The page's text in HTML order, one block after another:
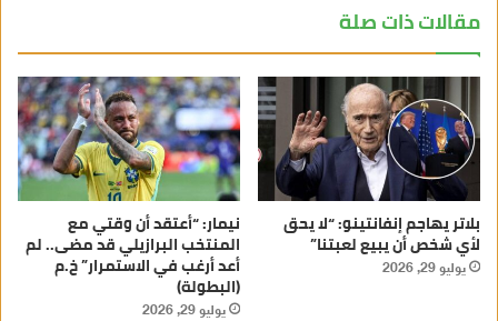
مقالات ذات صلة
بلاتر يهاجم إنفانتينو: “لا يحق
لأي شخص أن يبيع لعبتنا”
يوليو 29, 2026
نيمار: “أعتقد أن وقتي مع
المنتخب البرازيلي قد مضى.. لم
أعد أرغب في الاستمرار” خ.م
(البطولة)
يوليو 29, 2026